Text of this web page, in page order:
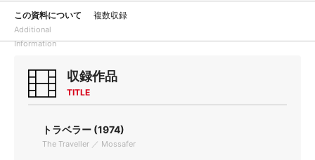
この資料について
Additional
Information
複数収録
収録作品
TITLE
トラベラー (1974)
The Traveller ／ Mossafer